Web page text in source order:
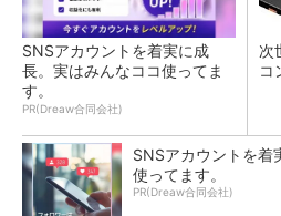
SNSアカウントを着実に成
長。実はみんなココ使ってま
す。
PR(Dreaw合同会社)
次
コ
SNSアカウントを着
使ってます。
PR(Dreaw合同会社)